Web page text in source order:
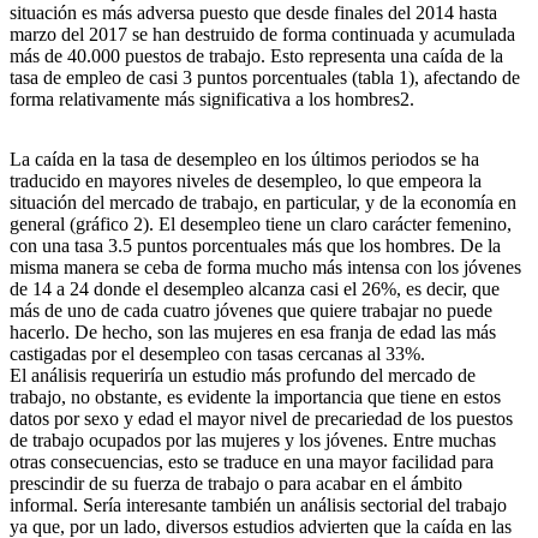
situación es más adversa puesto que desde finales del 2014 hasta
marzo del 2017 se han destruido de forma continuada y acumulada
más de 40.000 puestos de trabajo. Esto representa una caída de la
tasa de empleo de casi 3 puntos porcentuales (tabla 1), afectando de
forma relativamente más significativa a los hombres2.
La caída en la tasa de desempleo en los últimos periodos se ha
traducido en mayores niveles de desempleo, lo que empeora la
situación del mercado de trabajo, en particular, y de la economía en
general (gráfico 2). El desempleo tiene un claro carácter femenino,
con una tasa 3.5 puntos porcentuales más que los hombres. De la
misma manera se ceba de forma mucho más intensa con los jóvenes
de 14 a 24 donde el desempleo alcanza casi el 26%, es decir, que
más de uno de cada cuatro jóvenes que quiere trabajar no puede
hacerlo. De hecho, son las mujeres en esa franja de edad las más
castigadas por el desempleo con tasas cercanas al 33%.
El análisis requeriría un estudio más profundo del mercado de
trabajo, no obstante, es evidente la importancia que tiene en estos
datos por sexo y edad el mayor nivel de precariedad de los puestos
de trabajo ocupados por las mujeres y los jóvenes. Entre muchas
otras consecuencias, esto se traduce en una mayor facilidad para
prescindir de su fuerza de trabajo o para acabar en el ámbito
informal. Sería interesante también un análisis sectorial del trabajo
ya que, por un lado, diversos estudios advierten que la caída en las